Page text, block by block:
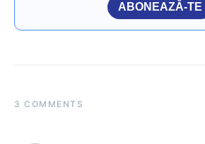
ABONEAZĂ-TE
3 COMMENTS